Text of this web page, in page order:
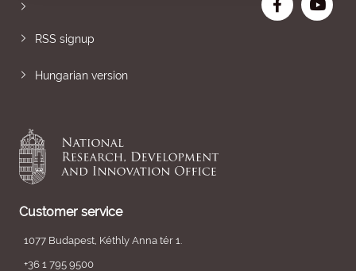
RSS signup
Hungarian version
Customer service
1077 Budapest, Kéthly Anna tér 1.
+36 1 795 9500